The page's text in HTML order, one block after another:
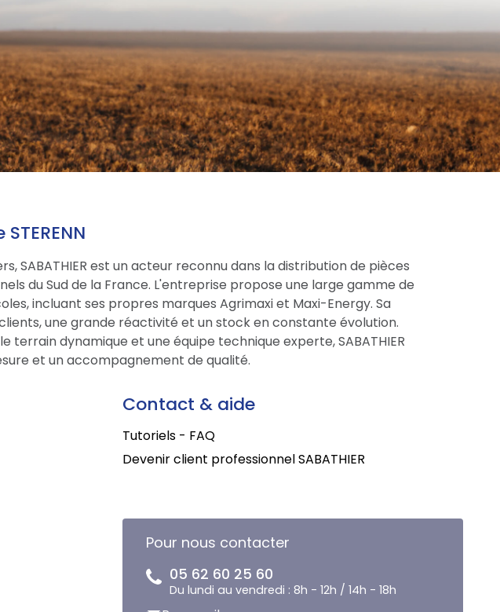
SABATHIER est un acteur reconnu dans la distribution de pièces
du Sud de la France. L'entreprise propose une large gamme de
incluant ses propres marques Agrimaxi et Maxi-Energy. Sa
une grande réactivité et un stock en constante évolution.
terrain dynamique et une équipe technique experte, SABATHIER
et un accompagnement de qualité.
Contact & aide
Tutoriels - FAQ
Devenir client professionnel SABATHIER
Pour nous contacter
05 62 60 25 60
Du lundi au vendredi : 8h - 12h / 14h - 18h